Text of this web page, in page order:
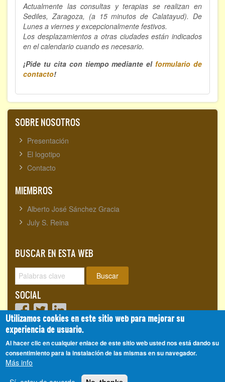
Actualmente las consultas y terapias se realizan en
Sediles, Zaragoza, (a 15 minutos de Calatayud). De
Lunes a viernes y excepcionalmente festivos.
Los desplazamientos a otras ciudades están indicados
en el calendario cuando es necesario.
¡Pide tu cita con tiempo mediante el formulario de
contacto!
SOBRE NOSOTROS
Presentación
El logotipo
Contacto
MIEMBROS
Alberto José Sánchez Gracia
July S. Reina
BUSCAR EN ESTA WEB
Buscar
SOCIAL
Visitantes totales:1718120
© 2008 - 2026, CienciasEvolutivas.com®
Utilizamos cookies en este sitio web para mejorar su
experiencia de usuario.
Al hacer clic en cualquier enlace de este sitio web usted nos está dando su
consentimiento para la instalación de las mismas en su navegador.
Más info